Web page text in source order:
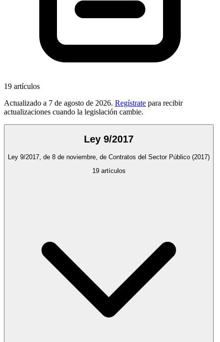
19 artículos
Actualizado a 7 de agosto de 2026. Regístrate para recibir
actualizaciones cuando la legislación cambie.
Ley 9/2017
Ley 9/2017, de 8 de noviembre, de Contratos del Sector Público (2017)
19artículos